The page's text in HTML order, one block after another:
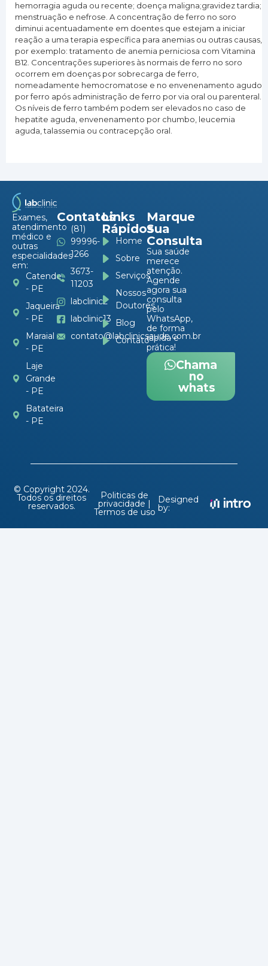
hemorragia aguda ou recente; doença maligna;gravidez tardia;
menstruação e nefrose. A concentração de ferro no soro
diminui acentuadamente em doentes que estejam a iniciar
reação a uma terapia específica para anemias ou outras causas,
por exemplo: tratamento de anemia perniciosa com Vitamina
B12. Concentrações superiores às normais de ferro no soro
ocorrem em doenças por sobrecarga de ferro,
nomeadamente hemocromatose e no envenenamento agudo
por ferro após administração de ferro por via oral ou parenteral.
Os níveis de ferro também podem ser elevados no caso de
hepatite aguda, envenenamento por chumbo, leucemia
aguda, talassemia ou contracepção oral.
Exames,
atendimento
médico e
outras
especialidades
em:
Catende
- PE
Jaqueira
- PE
Maraial
- PE
Laje
Grande
- PE
Batateira
- PE
Contatos
(81)
99996-
1266
3673-
11203
labclinic2
labclinic13
contato@labclinicsaude.com.br
Links
Rápidos
Home
Sobre
Serviços
Nossos
Doutores
Blog
Contato
Marque
Sua
Consulta
Sua saúde
merece
atenção.
Agende
agora sua
consulta
pelo
WhatsApp,
de forma
rápida e
prática!
Chama
no
whats
© Copyright 2024.
Todos os direitos
reservados.
Politicas de
privacidade |
Termos de uso
Designed
by: